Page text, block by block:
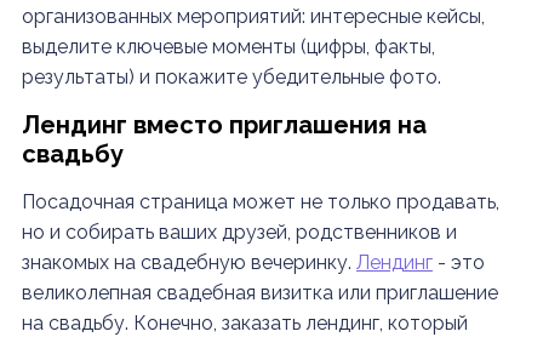
организованных мероприятий: интересные кейсы,
выделите ключевые моменты (цифры, факты,
результаты) и покажите убедительные фото.
Лендинг вместо приглашения на
свадьбу
Посадочная страница может не только продавать,
но и собирать ваших друзей, родственников и
знакомых на свадебную вечеринку. Лендинг- это
великолепная свадебная визитка или приглашение
на свадьбу. Конечно, заказать лендинг, который